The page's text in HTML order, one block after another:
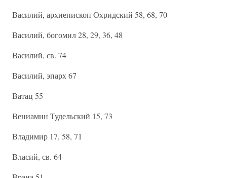
Василий, архиепископ Охридский 58, 68, 70
Василий, богомил 28, 29, 36, 48
Василий, св. 74
Василий, эпарх 67
Ватац 55
Вениамин Тудельский 15, 73
Владимир 17, 58, 71
Власий, св. 64